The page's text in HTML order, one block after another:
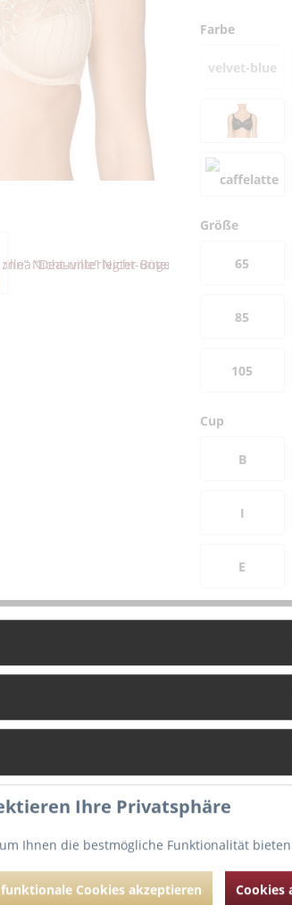
Farbe
velvet-blue
Größe
65
85
105
Cup
B
I
E
Fragen zum
Artikel-Nr.:
Ihre Privatsphäre
Ihnen die bestmögliche Funktionalität
Cookies akzeptieren Cookies